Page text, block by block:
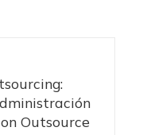
Outsource